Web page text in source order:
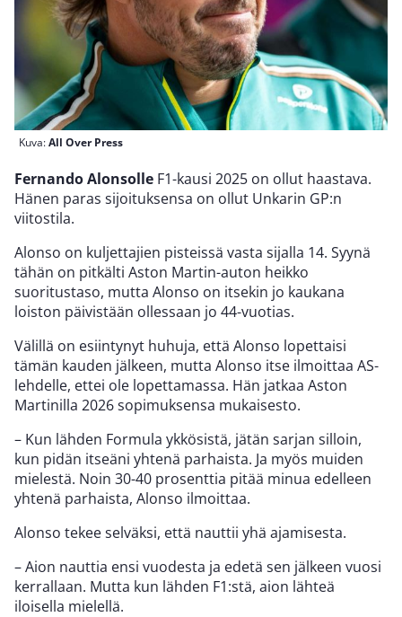
Kuva:All Over Press
Fernando Alonsolle F1-kausi 2025 on ollut haastava.
Hänen paras sijoituksensa on ollut Unkarin GP:n
viitostila.
Alonso on kuljettajien pisteissä vasta sijalla 14. Syynä
tähän on pitkälti Aston Martin-auton heikko
suoritustaso, mutta Alonso on itsekin jo kaukana
loiston päivistään ollessaan jo 44-vuotias.
Välillä on esiintynyt huhuja, että Alonso lopettaisi
tämän kauden jälkeen, mutta Alonso itse ilmoittaa AS-
lehdelle, ettei ole lopettamassa. Hän jatkaa Aston
Martinilla 2026 sopimuksensa mukaisesto.
– Kun lähden Formula ykkösistä, jätän sarjan silloin,
kun pidän itseäni yhtenä parhaista. Ja myös muiden
mielestä. Noin 30-40 prosenttia pitää minua edelleen
yhtenä parhaista, Alonso ilmoittaa.
Alonso tekee selväksi, että nauttii yhä ajamisesta.
– Aion nauttia ensi vuodesta ja edetä sen jälkeen vuosi
kerrallaan. Mutta kun lähden F1:stä, aion lähteä
iloisella mielellä.